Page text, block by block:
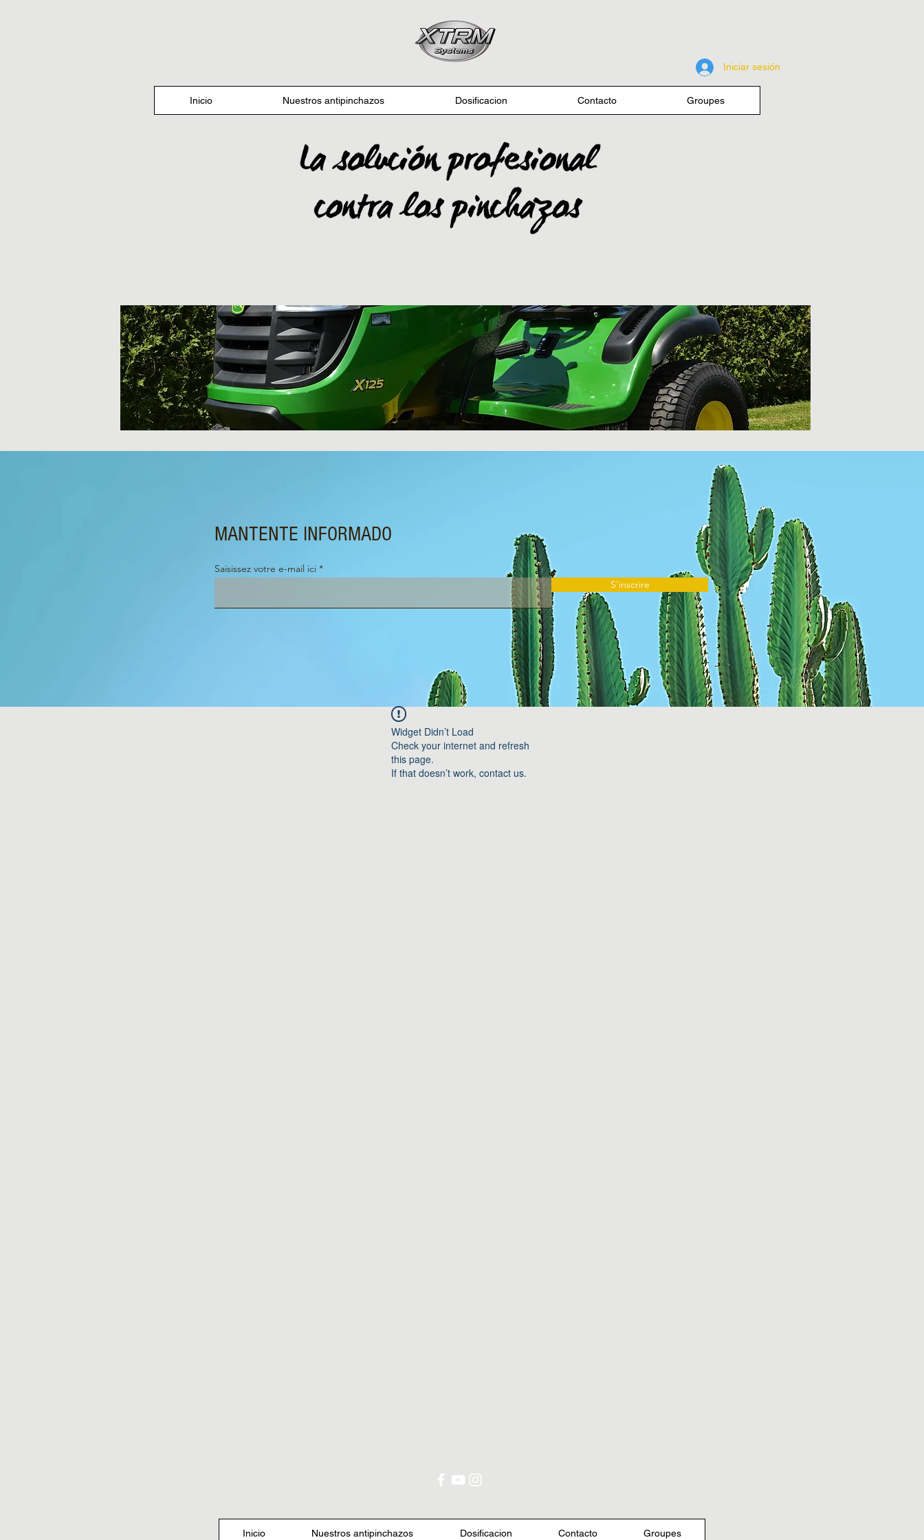
Iniciar sesión
Inicio Nuestros antipinchazos Dosificacion Contacto Groupes
MANTENTE INFORMADO
Saisissez votre e-mail ici
S'inscrire
Widget Didn’t Load
Check your internet and refresh
this page.
If that doesn’t work, contact us.
Inicio Nuestros antipinchazos Dosificacion Contacto Groupes